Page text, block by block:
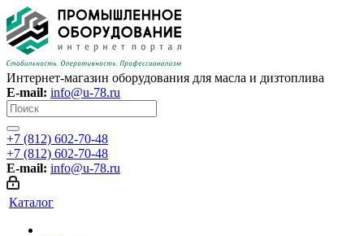
Интернет-магазин оборудования для масла и дизтоплива
E-mail: info@u-78.ru
+7 (812) 602-70-48
+7 (812) 602-70-48
E-mail: info@u-78.ru
Каталог